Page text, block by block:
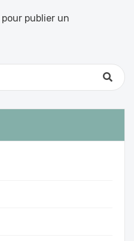
pour publier un